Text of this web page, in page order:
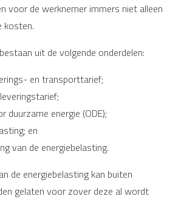
voor de werknemer immers niet alleen
kosten.
uit de volgende onderdelen:
en transporttarief;
duurzame energie (ODE);
en
van de energiebelasting.
de energiebelasting kan buiten
gelaten voor zover deze al wordt